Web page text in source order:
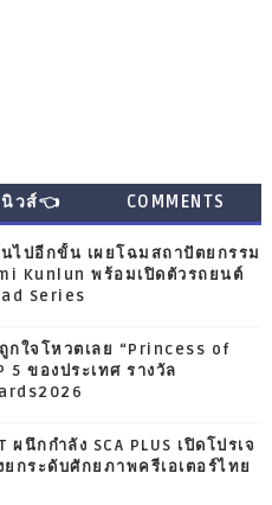
วส์👈 COMMENTS
ไปอีกขั้น เผยโฉมสถาปัตยกรรม
Kunlun พร้อมเปิดตัวรถยนต์
Series
กใจโหวตเลย “Princess of
5 ของประเทศ รางวัล
ผนึกกำลัง SCA PLUS เปิดโปรเจ
ยกระดับศักยภาพครีเอเตอร์ไทย